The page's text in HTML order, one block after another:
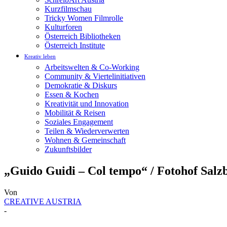
Kurzfilmschau
Tricky Women Filmrolle
Kulturforen
Österreich Bibliotheken
Österreich Institute
Kreativ leben
Arbeitswelten & Co-Working
Community & Viertelinitiativen
Demokratie & Diskurs
Essen & Kochen
Kreativität und Innovation
Mobilität & Reisen
Soziales Engagement
Teilen & Wiederverwerten
Wohnen & Gemeinschaft
Zukunftsbilder
„Guido Guidi – Col tempo“ / Fotohof
Von
CREATIVE AUSTRIA
-